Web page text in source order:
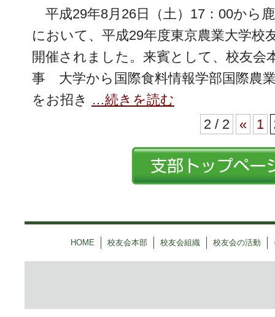
平成29年8月26日（土）17：00から
において、平成29年度東京農業大学校
開催されました。来賓として、校友会
事 大学から国際食料情報学部国際農
をお招き …続きを読む
2 / 2
« 1
HOME 校友会本部 校友会組織 校友会の活動